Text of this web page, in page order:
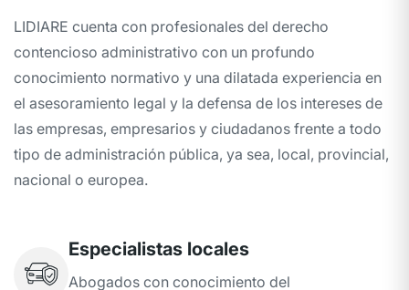
LIDIARE cuenta con profesionales del derecho
contencioso administrativo con un profundo
conocimiento normativo y una dilatada experiencia en
el asesoramiento legal y la defensa de los intereses de
las empresas, empresarios y ciudadanos frente a todo
tipo de administración pública, ya sea, local, provincial,
nacional o europea.
Especialistas locales
Abogados con conocimiento del